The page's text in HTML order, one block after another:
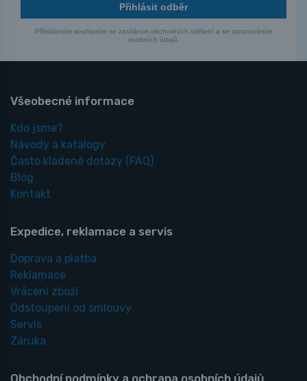
Přihlásit odběr
Přihlášením souhlasíte se zasíláním obchodních sdělení a se zpracováním
osobních údajů.
Všeobecné informace
Kdo jsme?
Návody a katalogy
Často kladené dotazy (FAQ)
Blog
Kontakt
Expedice, reklamace a servis
Doprava a platba
Reklamace
Vrácení zboží
Odstoupení od smlouvy
Servis
Záruka
Obchodní podmínky a ochrana osobních údajů